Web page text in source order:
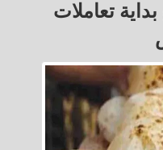
تعاملات